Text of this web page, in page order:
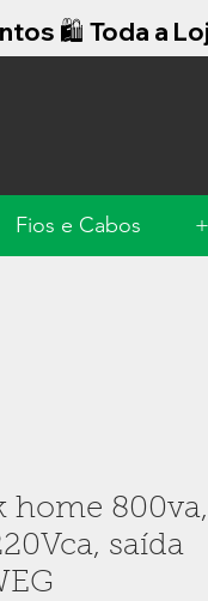
Fios e Cabos
home 800va,
saída